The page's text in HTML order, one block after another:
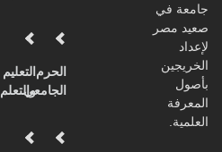
جامعة في
صعيد مصر
لإعداد
الخريجين
بأصول
المعرفة
العلمية.
الحرم
الجامعي
التعليم
والتعلم